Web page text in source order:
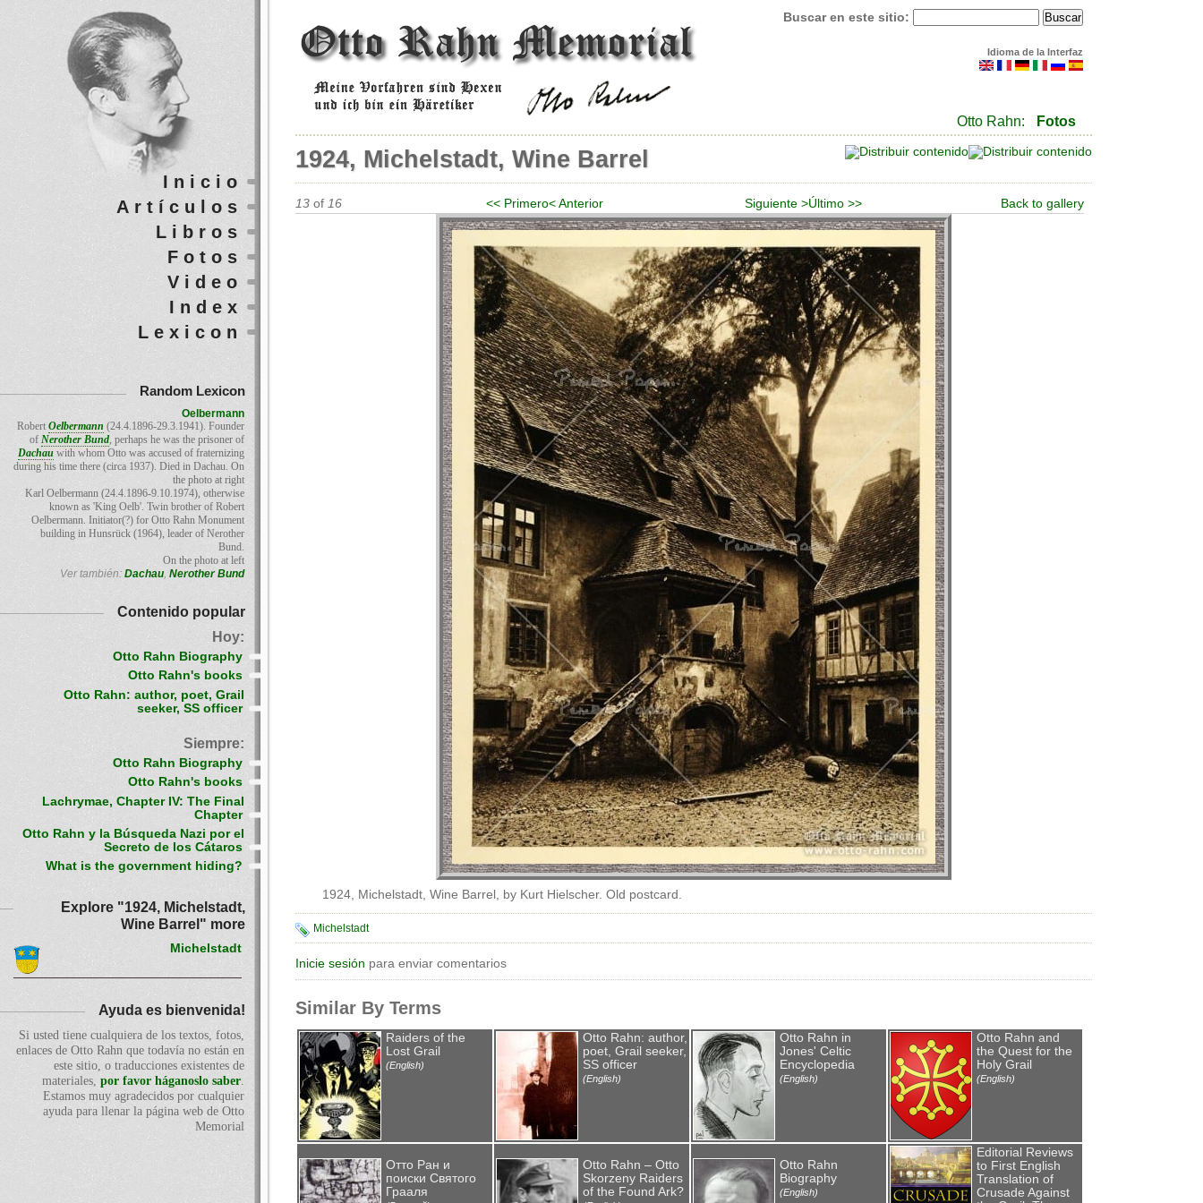
Buscar en este sitio:
Idioma de la Interfaz
Otto Rahn: Fotos
1924, Michelstadt, Wine Barrel
13 of 16 << Primero< Anterior Siguiente >Último >> Back to gallery
1924, Michelstadt, Wine Barrel, by Kurt Hielscher. Old postcard.
Michelstadt
Inicie sesión para enviar comentarios
Similar By Terms
Raiders of the
Lost Grail
(English)
Otto Rahn: author,
poet, Grail seeker,
SS officer
(English)
Otto Rahn in
Jones' Celtic
Encyclopedia
(English)
Otto Rahn and
the Quest for the
Holy Grail
(English)
Отто Ран и
поиски Святого
Грааля
Otto Rahn – Otto
Skorzeny Raiders
of the Found Ark?
Otto Rahn
Biography
(English)
Editorial Reviews
to First English
Translation of
Crusade Against
Inicio
Artículos
Libros
Fotos
Video
Index
Lexicon
Random Lexicon
Oelbermann
Robert Oelbermann (24.4.1896-29.3.1941). Founder
of Nerother Bund, perhaps he was the prisoner of
Dachau with whom Otto was accused of fraternizing
during his time there (circa 1937). Died in Dachau. On
the photo at right
Karl Oelbermann (24.4.1896-9.10.1974), otherwise
known as 'King Oelb'. Twin brother of Robert
Oelbermann. Initiator(?) for Otto Rahn Monument
building in Hunsrück (1964), leader of Nerother
Bund.
On the photo at left
Ver también: Dachau, Nerother Bund
Contenido popular
Hoy:
Otto Rahn Biography
Otto Rahn's books
Otto Rahn: author, poet, Grail
seeker, SS officer
Siempre:
Otto Rahn Biography
Otto Rahn's books
Lachrymae, Chapter IV: The Final
Chapter
Otto Rahn y la Búsqueda Nazi por el
Secreto de los Cátaros
What is the government hiding?
Explore "1924, Michelstadt,
Wine Barrel" more
Michelstadt
Ayuda es bienvenida!
Si usted tiene cualquiera de los textos, fotos,
enlaces de Otto Rahn que todavía no están en
este sitio, o traducciones existentes de
materiales, por favor háganoslo saber.
Estamos muy agradecidos por cualquier
ayuda para llenar la página web de Otto
Memorial